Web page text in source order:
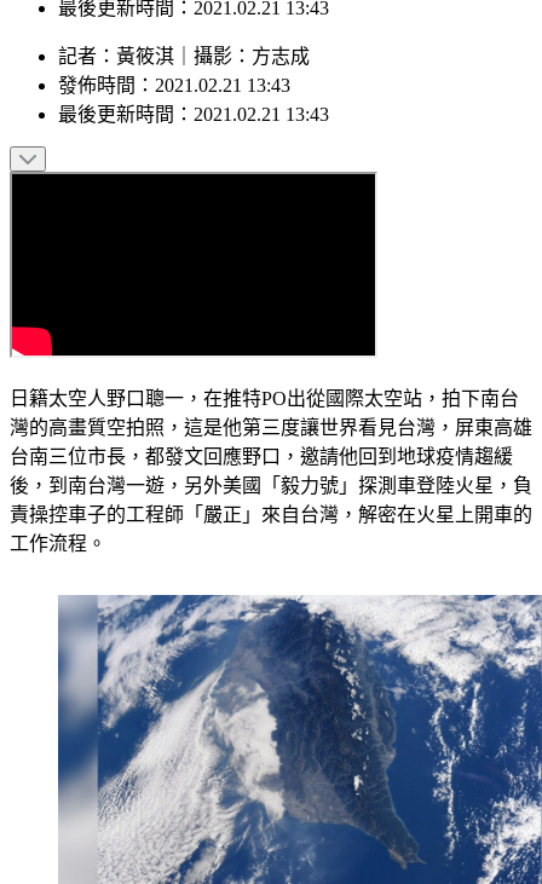
最後更新時間：2021.02.21 13:43
記者 ： 黃筱淇 攝影 ： 方志成
發佈時間： 2021.02.21 13:43
最後更新時間： 2021.02.21 13:43
日籍太空人野口聰一，在推特PO出從國際太空站，拍下南台
灣的高畫質空拍照，這是他第三度讓世界看見台灣，屏東高雄
台南三位市長，都發文回應野口，邀請他回到地球疫情趨緩
後，到南台灣一遊，另外美國「毅力號」探測車登陸火星，負
責操控車子的工程師「嚴正」來自台灣，解密在火星上開車的
工作流程。